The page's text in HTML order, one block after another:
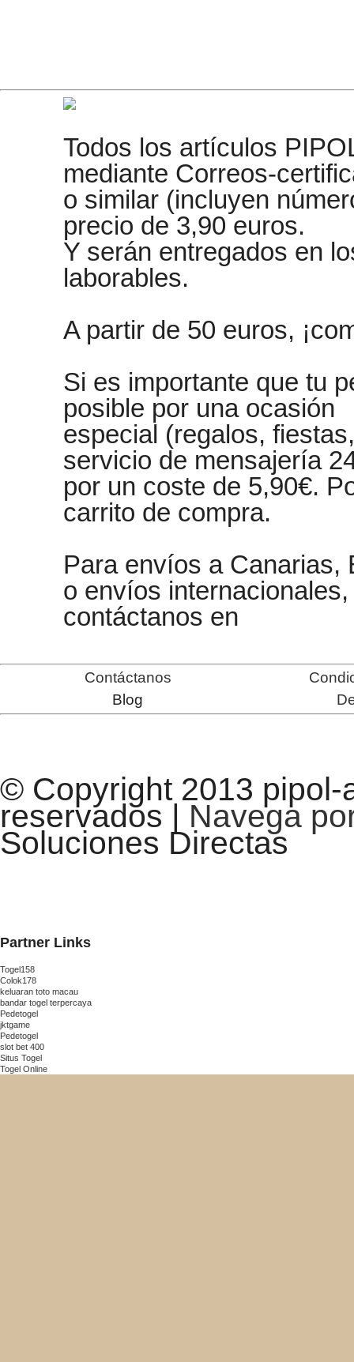
Todos los artículos
mediante Correos-
o similar (incluyen
precio de 3,90 euros.
Y serán entregados en
laborables.
A partir de 50 euros,
Si es importante que tu
posible por una ocasión
especial (regalos,
servicio de mensajería
por un coste de 5,90€.
carrito de compra.
Para envíos a Canarias,
o envíos internacionales,
contáctanos en
Contáctanos
Blog
© Copyright 2013 pipol-
reservados | Navega
Soluciones Directas
Partner Links
Togel158
Colok178
keluaran toto macau
bandar togel terpercaya
Pedetogel
jktgame
Pedetogel
slot bet 400
Situs Togel
Togel Online